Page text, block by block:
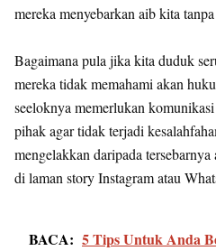
mereka menyebarkan aib kita
Bagaimana pula jika kita duduk
mereka tidak memahami akan
seeloknya memerlukan
pihak agar tidak terjadi
mengelakkan daripada
di laman story Instagram atau
BACA: 5 Tips Untuk Anda